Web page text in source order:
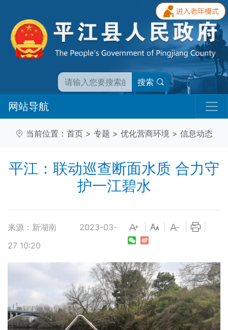
搜索
网站导航
当前位置： 首页 > 专题 > 优化营商环境 > 信息动态
平江：联动巡查断面水质 合力守
护一江碧水
来源：新湖南
2023-03-
27 10:20